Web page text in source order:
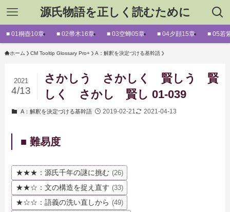
源氏物語を正しく読むために
■ 01桐壺10章 ■ 02帚木16章 ■ 03空蝉05章 ■ 04夕顔15章 ■ 05若
ホーム CM Tooltip Glossary Pro+ A：解釈を決定づける基幹語
さかしう さかしく 賢しう 賢
しく さかし 賢し 01-039
2021
4/13
A：解釈を決定づける基幹語 2019-02-21 2021-04-13
■ 難易度
★★★：源氏千年の謎に挑む (26)
★★☆：文の構造を捉え直す (33)
★☆☆：語義の洗い直しから (49)